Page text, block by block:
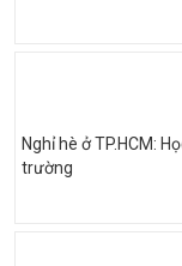
Nghỉ hè ở TP.HCM:
trường